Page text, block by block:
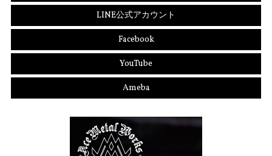
LINE公式アカウント
Facebook
YouTube
Ameba